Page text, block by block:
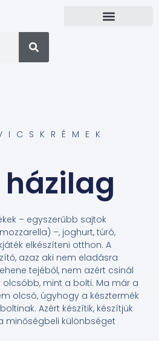
házilag
– egyszerűbb sajtok
–, joghurt, túró,
elkészíteni otthon. A
azaz aki nem eladásra
tejéből, nem azért csinál
mint a bolti. Ma már a
olcsó, úgyhogy a késztermék
Azért készítik, készítjük
minőségbeli különbséget